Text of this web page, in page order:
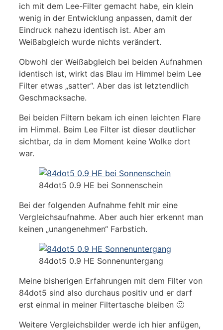
ich mit dem Lee-Filter gemacht habe, ein klein
wenig in der Entwicklung anpassen, damit der
Eindruck nahezu identisch ist. Aber am
Weißabgleich wurde nichts verändert.
Obwohl der Weißabgleich bei beiden Aufnahmen
identisch ist, wirkt das Blau im Himmel beim Lee
Filter etwas „satter“. Aber das ist letztendlich
Geschmacksache.
Bei beiden Filtern bekam ich einen leichten Flare
im Himmel. Beim Lee Filter ist dieser deutlicher
sichtbar, da in dem Moment keine Wolke dort
war.
84dot5 0.9 HE bei Sonnenschein
Bei der folgenden Aufnahme fehlt mir eine
Vergleichsaufnahme. Aber auch hier erkennt man
keinen „unangenehmen“ Farbstich.
84dot5 0.9 HE Sonnenuntergang
Meine bisherigen Erfahrungen mit dem Filter von
84dot5 sind also durchaus positiv und er darf
erst einmal in meiner Filtertasche bleiben 🙂
Weitere Vergleichsbilder werde ich hier anfügen,